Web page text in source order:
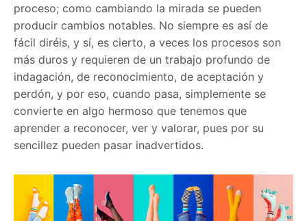
proceso; como cambiando la mirada se pueden
producir cambios notables. No siempre es así de
fácil diréis, y sí, es cierto, a veces los procesos son
más duros y requieren de un trabajo profundo de
indagación, de reconocimiento, de aceptación y
perdón, y por eso, cuando pasa, simplemente se
convierte en algo hermoso que tenemos que
aprender a reconocer, ver y valorar, pues por su
sencillez pueden pasar inadvertidos.